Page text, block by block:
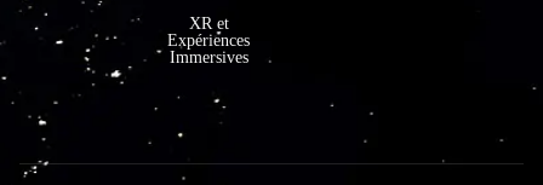
XR et
Expériences
Immersives